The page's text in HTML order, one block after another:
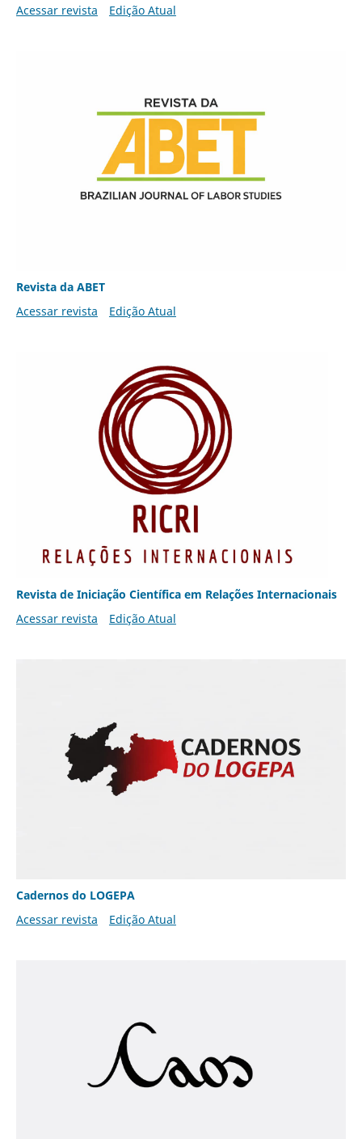
Acessar revista Edição Atual
Revista da ABET
Acessar revista
Edição Atual
Revista de Iniciação Científica em Relações Internacionais
Acessar revista
Edição Atual
Cadernos do LOGEPA
Acessar revista
Edição Atual